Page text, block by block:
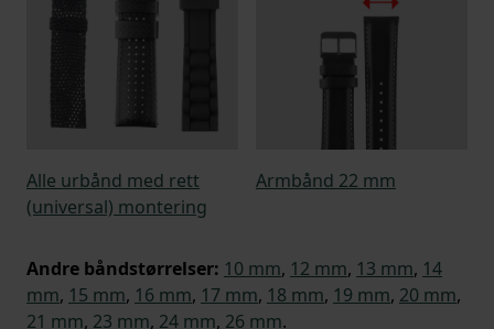
Alle urbånd med rett
(universal) montering
Armbånd 22 mm
Andre båndstørrelser: 10 mm, 12 mm, 13 mm, 14
mm, 15 mm, 16 mm, 17 mm, 18 mm, 19 mm, 20 mm,
21 mm, 23 mm, 24 mm, 26 mm.